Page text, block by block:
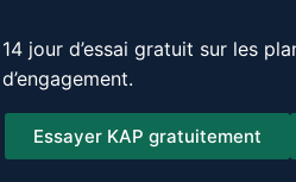
14 jour d’essai gratuit sur les
d’engagement.
Essayer KAP gratuitement